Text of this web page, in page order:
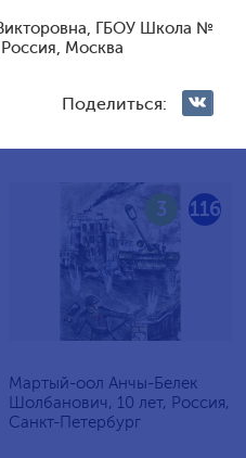
ГБОУ Школа №
Москва
Поделиться:
116
3
Мартый-оол Анчы-Белек
Шолбанович, 10 лет, Россия,
Санкт-Петербург